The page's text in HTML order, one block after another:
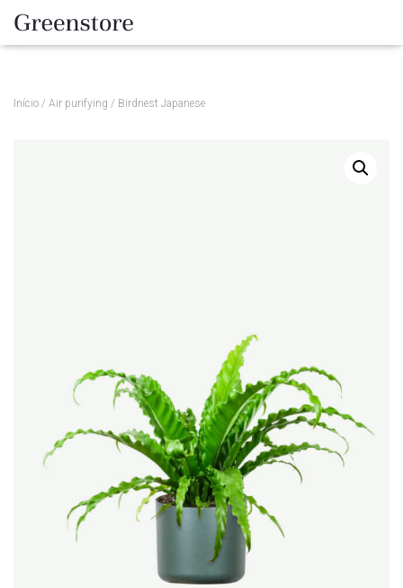
Início / Air purifying / Birdnest Japanese